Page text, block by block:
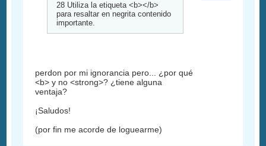
28 Utiliza la etiqueta <b></b>
para resaltar en negrita contenido
importante.
perdon por mi ignorancia pero... ¿por qué
<b> y no <strong>? ¿tiene alguna
ventaja?
¡Saludos!
(por fin me acorde de loguearme)